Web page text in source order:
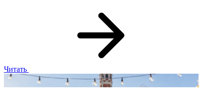
Читать